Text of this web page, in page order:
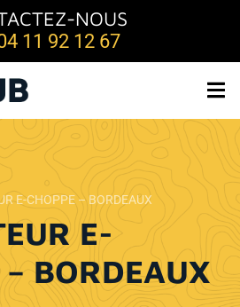
NOUS
11 92 12 67
E-
BORDEAUX
E-CHOPPE – BORDEAUX